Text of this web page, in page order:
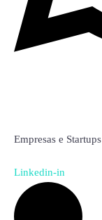
Empresas e Startups
Linkedin-in